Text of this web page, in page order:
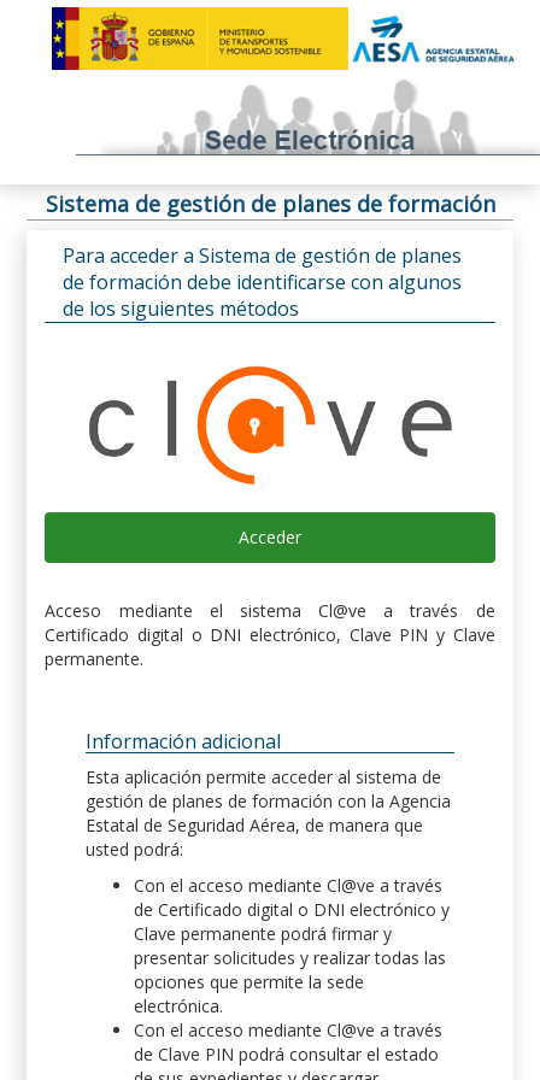
Sistema de gestión de planes de formación
Para acceder a Sistema de gestión de planes
de formación debe identificarse con algunos
de los siguientes métodos
Acceder
Acceso mediante el sistema Cl@ve a través de
Certificado digital o DNI electrónico, Clave PIN y Clave
permanente.
Información adicional
Esta aplicación permite acceder al sistema de
gestión de planes de formación con la Agencia
Estatal de Seguridad Aérea, de manera que
usted podrá:
Con el acceso mediante Cl@ve a través
de Certificado digital o DNI electrónico y
Clave permanente podrá firmar y
presentar solicitudes y realizar todas las
opciones que permite la sede
electrónica.
Con el acceso mediante Cl@ve a través
de Clave PIN podrá consultar el estado